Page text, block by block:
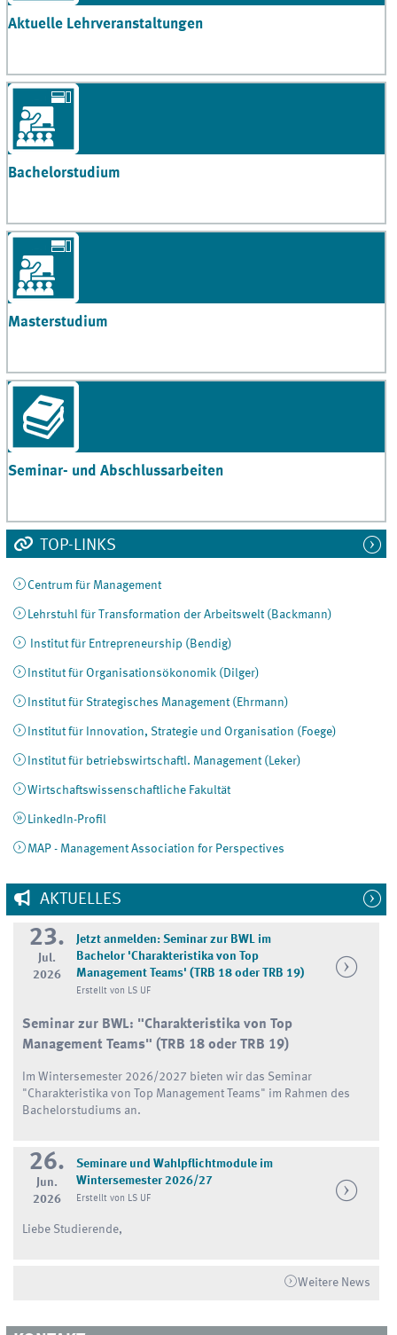
Aktuelle Lehrveranstaltungen
Bachelorstudium
Masterstudium
Seminar- und Abschlussarbeiten
TOP-LINKS
Centrum für Management
Lehrstuhl für Transformation der Arbeitswelt (Backmann)
Institut für Entrepreneurship (Bendig)
Institut für Organisationsökonomik (Dilger)
Institut für Strategisches Management (Ehrmann)
Institut für Innovation, Strategie und Organisation (Foege)
Institut für betriebswirtschaftl. Management (Leker)
Wirtschaftswissenschaftliche Fakultät
LinkedIn-Profil
MAP - Management Association for Perspectives
AKTUELLES
23.
Jul.
2026
Jetzt anmelden: Seminar zur BWL im
Bachelor 'Charakteristika von Top
Management Teams' (TRB 18 oder TRB 19)
Erstellt von LS UF
Seminar zur BWL: "Charakteristika von Top
Management Teams"(TRB 18 oder TRB 19)
Im Wintersemester 2026/2027 bieten wir das Seminar
"Charakteristika von Top Management Teams" im Rahmen des
Bachelorstudiums an.
26.
Jun.
2026
Seminare und Wahlpflichtmodule im
Wintersemester 2026/27
Erstellt von LS UF
Liebe Studierende,
Weitere News